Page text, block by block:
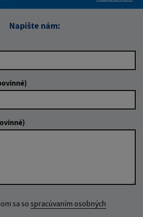
Napíšte nám:
sa so spracúvaním osobných